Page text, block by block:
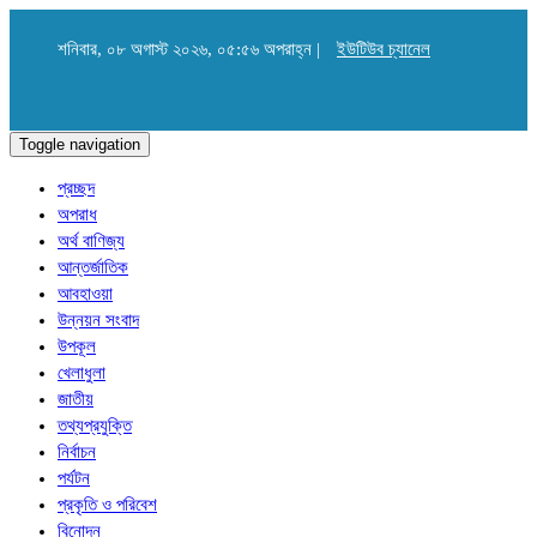
শনিবার, ০৮ অগাস্ট ২০২৬, ০৫:৫৬ অপরাহ্ন | ইউটিউব চ্যানেল
Toggle navigation
প্রচ্ছদ
অপরাধ
অর্থ বাণিজ্য
আন্তর্জাতিক
আবহাওয়া
উন্নয়ন সংবাদ
উপকূল
খেলাধুলা
জাতীয়
তথ্যপ্রযুক্তি
নির্বাচন
পর্যটন
প্রকৃতি ও পরিবেশ
বিনোদন